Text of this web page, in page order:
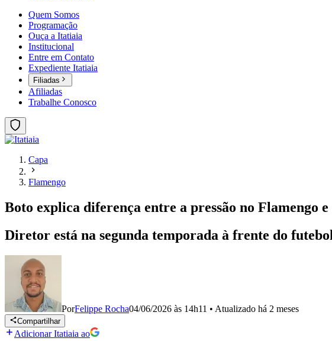
Quem Somos
Programação
Ouça a Itatiaia
Institucional
Entre em Contato
Expediente Itatiaia
Filiadas
Afiliadas
Trabalhe Conosco
Capa
Flamengo
Boto explica diferença entre a pressão no Flamengo
Diretor está na segunda temporada à frente do
PorFelippe Rocha04/06/2026 às 14h11 • Atualizado há 2 meses
Compartilhar
Adicionar Itatiaia ao